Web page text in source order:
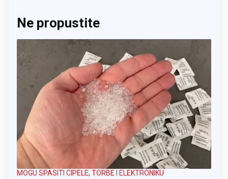
Ne propustite
MOGU SPASITI CIPELE, TORBE I ELEKTRONIKU